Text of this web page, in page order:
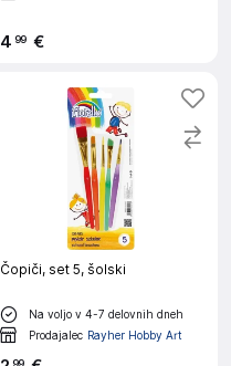
4 99 €
Čopiči, set 5, šolski
Na voljo v 4-7 delovnih dneh
Prodajalec Rayher Hobby Art
99